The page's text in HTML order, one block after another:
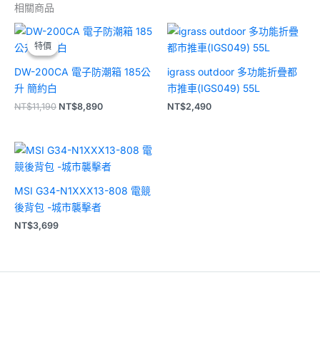
相關商品
特價
特價
DW-200CA 電子防潮箱 185公
升 簡約白
NT$11,190
原
始
價
NT$11,190。
NT$8,890
目
前
NT$8,890。
igrass outdoor 多功能折疊都
市推車(IGS049) 55L
NT$2,490
MSI G34-N1XXX13-808 電競
後背包 -城市襲擊者
NT$3,699